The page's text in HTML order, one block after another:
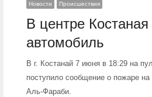
Новости Происшествия
В центре Костаная
автомобиль
В г. Костанай 7 июня в 18:29 на
поступило сообщение о пожаре на
Аль-Фараби.